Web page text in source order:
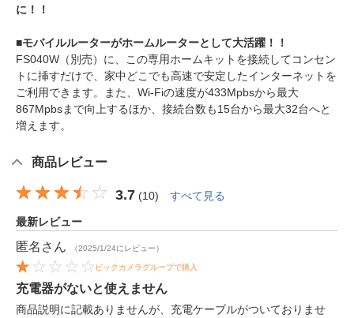
に！！
■モバイルルーターがホームルーターとして大活躍！！
FS040W（別売）に、この専用ホームキットを接続してコンセン
トに挿すだけで、家中どこでも高速で安定したインターネットを
ご利用できます。また、Wi-Fiの速度が433Mpbsから最大
867Mpbsまで向上するほか、接続台数も15台から最大32台へと
増えます。
商品レビュー
3.7 (10) すべて見る
最新レビュー
匿名 さん （2025/1/24にレビュー）
ビックカメラグループで購入
充電器がないと使えません
商品説明に記載ありませんが、充電ケーブルがついておりませ